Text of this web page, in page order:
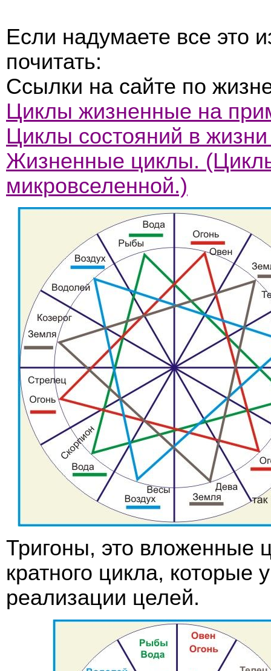
Если надумаете все это
почитать:
Ссылки на сайте по
Циклы жизненные на
Циклы состояний в
Жизненные циклы.
микровселенной.)
Тригоны, это вложенные
кратного цикла, которые
реализации целей.